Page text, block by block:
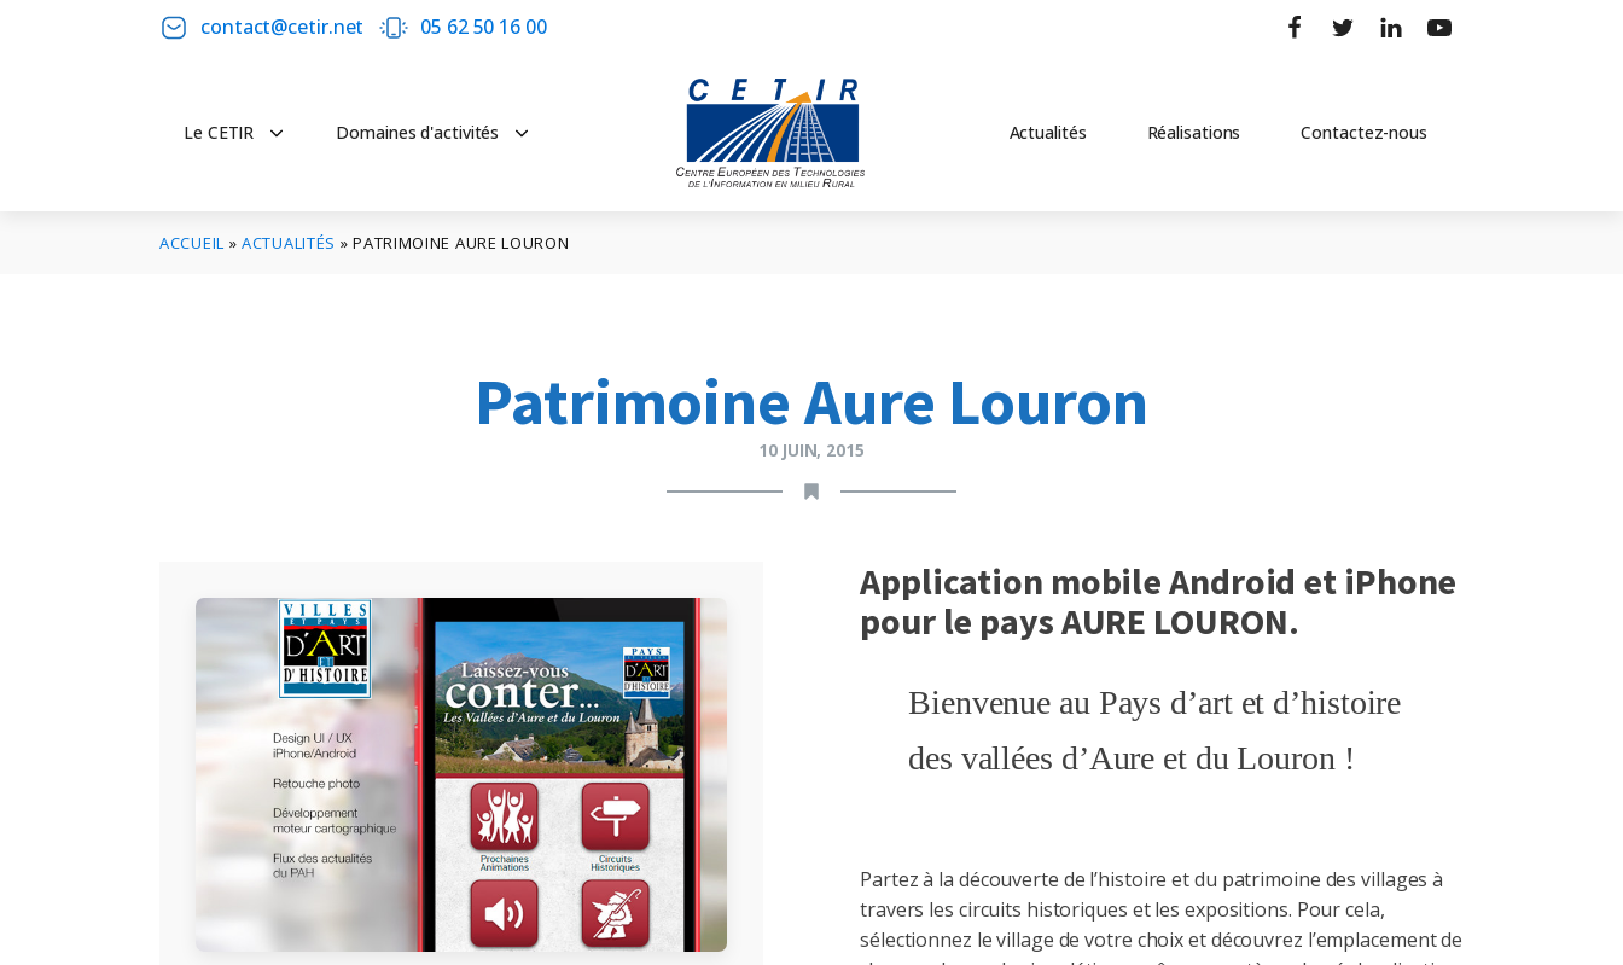
contact@cetir.net 05 62 50 16 00
Le CETIR Domaines d'activités Actualités Réalisations Contactez-nous
ACCUEIL »ACTUALITÉS »PATRIMOINE AURE LOURON
Patrimoine Aure Louron
10 JUIN, 2015
Application mobile Android et iPhone
pour le pays AURE LOURON.
Bienvenue au Pays d’art et d’histoire
des vallées d’Aure et du Louron !
Partez à la découverte de l’histoire et du patrimoine des villages à
travers les circuits historiques et les expositions. Pour cela,
sélectionnez le village de votre choix et découvrez l’emplacement de